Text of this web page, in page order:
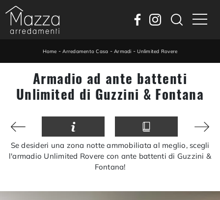
Home -Arredamento Casa -Armadi -Unlimited Rovere
Armadio ad ante battenti
Unlimited di Guzzini & Fontana
Se desideri una zona notte ammobiliata al meglio, scegli
l'armadio Unlimited Rovere con ante battenti di Guzzini &
Fontana!